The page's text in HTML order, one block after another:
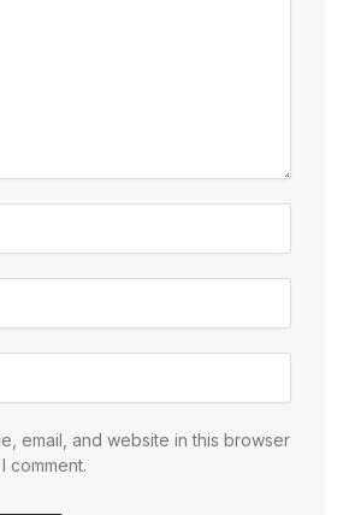
email, and website in this browser
comment.